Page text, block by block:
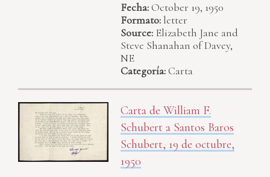
Fecha:October 19, 1950
Formato: letter
Source: Elizabeth Jane and
Steve Shanahan of Davey,
NE
Categoría:Carta
Carta de William F.
Schubert a Santos Baros
Schubert, 19 de octubre,
1950